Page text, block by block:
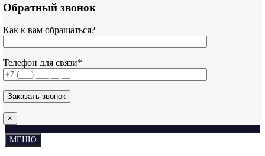
Обратный звонок
Как к вам обращаться?
Телефон для связи*
×
МЕНЮ